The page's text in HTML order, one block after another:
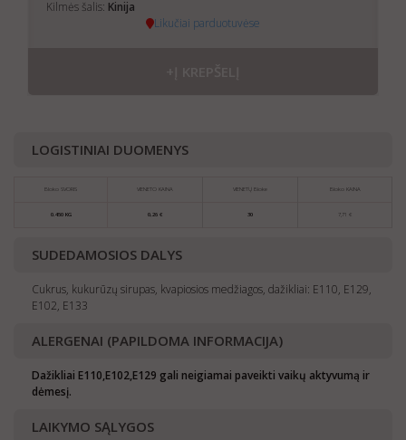
Kilmės šalis: Kinija
Likučiai parduotuvėse
LOGISTINIAI DUOMENYS
Bloko SVORIS VIENETO KAINA VIENETŲ Bloke Bloko KAINA
0.450 KG 0,26 € 30 7,71 €
SUDEDAMOSIOS DALYS
Cukrus, kukurūzų sirupas, kvapiosios medžiagos, dažikliai: E110, E129,
E102, E133
ALERGENAI (PAPILDOMA INFORMACIJA)
Dažikliai E110,E102,E129 gali neigiamai paveikti vaikų aktyvumą ir
dėmesį.
LAIKYMO SĄLYGOS